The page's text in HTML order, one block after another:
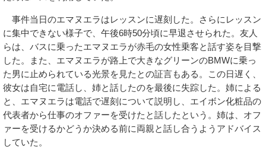
事件当日のエマヌエラはレッスンに遅刻した。さらにレッスン
に集中できない様子で、午後6時50分頃に早退させられた。友人
らは、バスに乗ったエマヌエラが赤毛の女性乗客と話す姿を目撃
した。また、エマヌエラが路上で大きなグリーンのBMWに乗っ
た男に止められている光景を見たとの証言もある。この日遅く、
彼女は自宅に電話し、姉と話したのを最後に失踪した。姉による
と、エマヌエラは電話で遅刻について説明し、エイボン化粧品の
代表者から仕事のオファーを受けたと話したという。姉は、オフ
ァーを受けるかどうか決める前に両親と話し合うようアドバイス
していた。